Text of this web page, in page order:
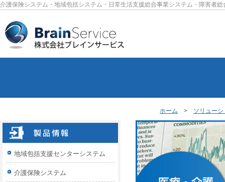
介護保険システム・地域包括システム・日常生活支援総合事業システム・障害者総
ホーム > ソリュー
地域包括支援センターシステム
介護保険システム